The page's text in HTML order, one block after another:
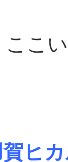
ここ
ヒ